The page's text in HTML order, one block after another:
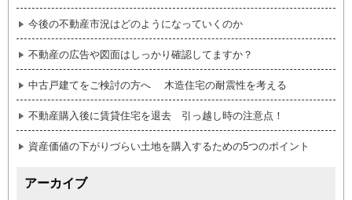
今後の不動産市況はどのようになっていくのか
不動産の広告や図面はしっかり確認してますか？
中古戸建てをご検討の方へ 木造住宅の耐震性を考える
不動産購入後に賃貸住宅を退去 引っ越し時の注意点！
資産価値の下がりづらい土地を購入するための5つのポイント
アーカイブ